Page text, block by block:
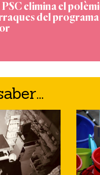
elimina el
del programa